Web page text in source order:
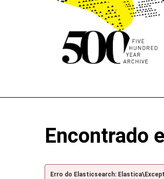
Encontrado
Erro do Elasticsearch: